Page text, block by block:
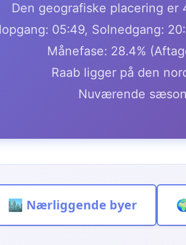
Den geografiske placering er
05:49, Solnedgang:
Månefase: 28.4%
Raab ligger på den
Nuværende
🏙️ Nærliggende byer